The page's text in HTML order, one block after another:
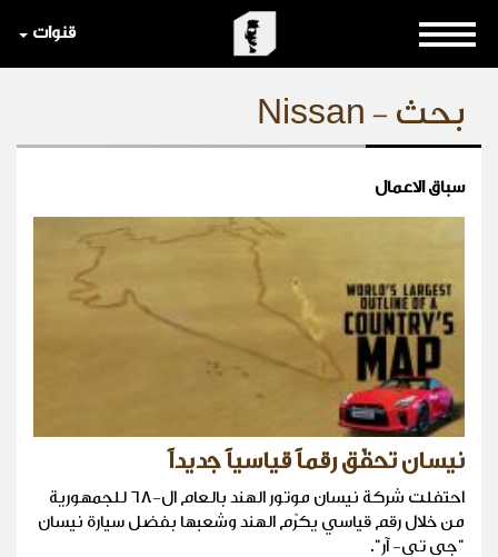
قنوات
بحث - Nissan
سباق الاعمال
نيسان تحقّق رقماً قياسياً جديداً
احتفلت شركة نيسان موتور الهند بالعام ال-٦٨ للجمهورية
من خلال رقم قياسي يكرّم الهند وشعبها بفضل سيارة نيسان
"جي تي- آر".